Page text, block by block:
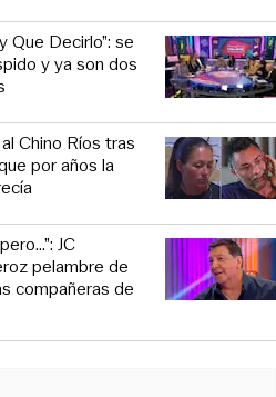
Que Decirlo”: se
y ya son dos
Chino Ríos tras
por años la
JC
pelambre de
compañeras de